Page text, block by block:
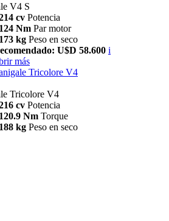
V4 S
cv Potencia
124 Nm Par motor
173 kg Peso en seco
U$D 58.600 i
más
Tricolore V4
Tricolore V4
cv Potencia
120.9 Nm Torque
188 kg Peso en seco